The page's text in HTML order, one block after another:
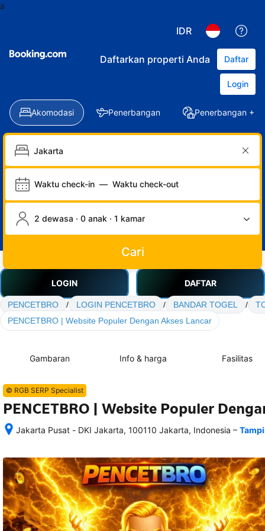
a
IDR
Daftarkan properti Anda Daftar
Login
Akomodasi Penerbangan Penerbangan +
Waktu check-in — Waktu check-out
2 dewasa · 0 anak · 1 kamar
Cari
LOGIN DAFTAR
PENCETBRO / LOGIN PENCETBRO / BANDAR TOGEL /
PENCETBRO | Website Populer Dengan Akses Lancar
Gambaran Info & harga Fasilitas
© RGB SERP Specialist
PENCETBRO | Website Populer
Jakarta Pusat - DKI Jakarta, 100110 Jakarta, Indonesia
semua
rincian
akomodasi
termasuk
nomor
telepon
–